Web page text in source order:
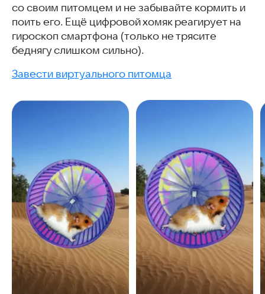
со своим питомцем и не забывайте кормить и
поить его. Ещё цифровой хомяк реагирует на
гироскоп смартфона (только не трясите
беднягу слишком сильно).
Завести виртуального питомца